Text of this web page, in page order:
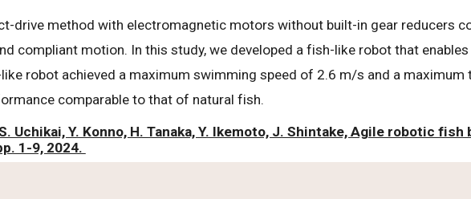
drive method with electromagnetic motors without built-in gear reducers
compliant motion. In this study, we developed a fish-like robot that
robot achieved a maximum swimming speed of 2.6 m/s and a maximum
comparable to that of natural fish.
Uchikai, Y. Konno, H. Tanaka, Y. Ikemoto, J. Shintake, Agile robotic
1-9, 2024.